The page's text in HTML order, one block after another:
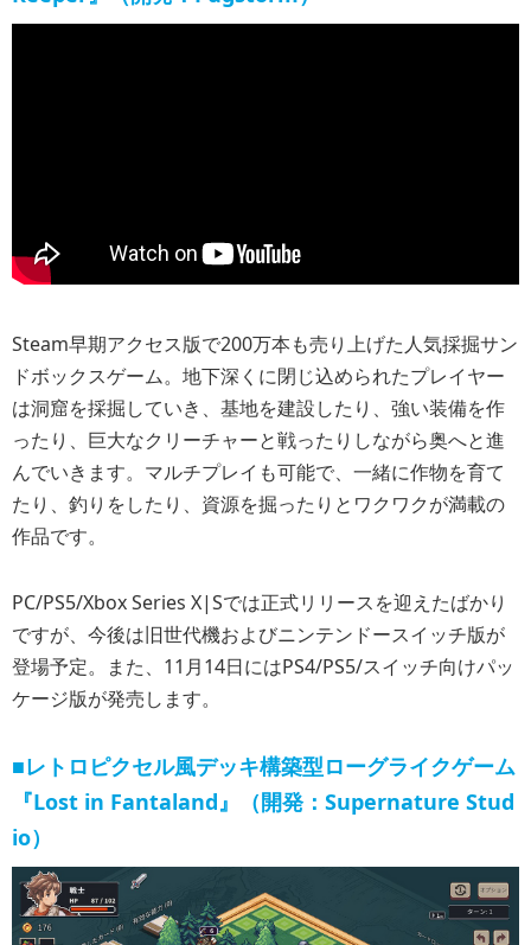
Steam早期アクセス版で200万本も売り上げた人気採掘サン
ドボックスゲーム。地下深くに閉じ込められたプレイヤー
は洞窟を採掘していき、基地を建設したり、強い装備を作
ったり、巨大なクリーチャーと戦ったりしながら奥へと進
んでいきます。マルチプレイも可能で、一緒に作物を育て
たり、釣りをしたり、資源を掘ったりとワクワクが満載の
作品です。
PC/PS5/Xbox Series X|Sでは正式リリースを迎えたばかり
ですが、今後は旧世代機およびニンテンドースイッチ版が
登場予定。また、11月14日にはPS4/PS5/スイッチ向けパッ
ケージ版が発売します。
■レトロピクセル風デッキ構築型ローグライクゲーム
『Lost in Fantaland』（開発：Supernature Stud
io）